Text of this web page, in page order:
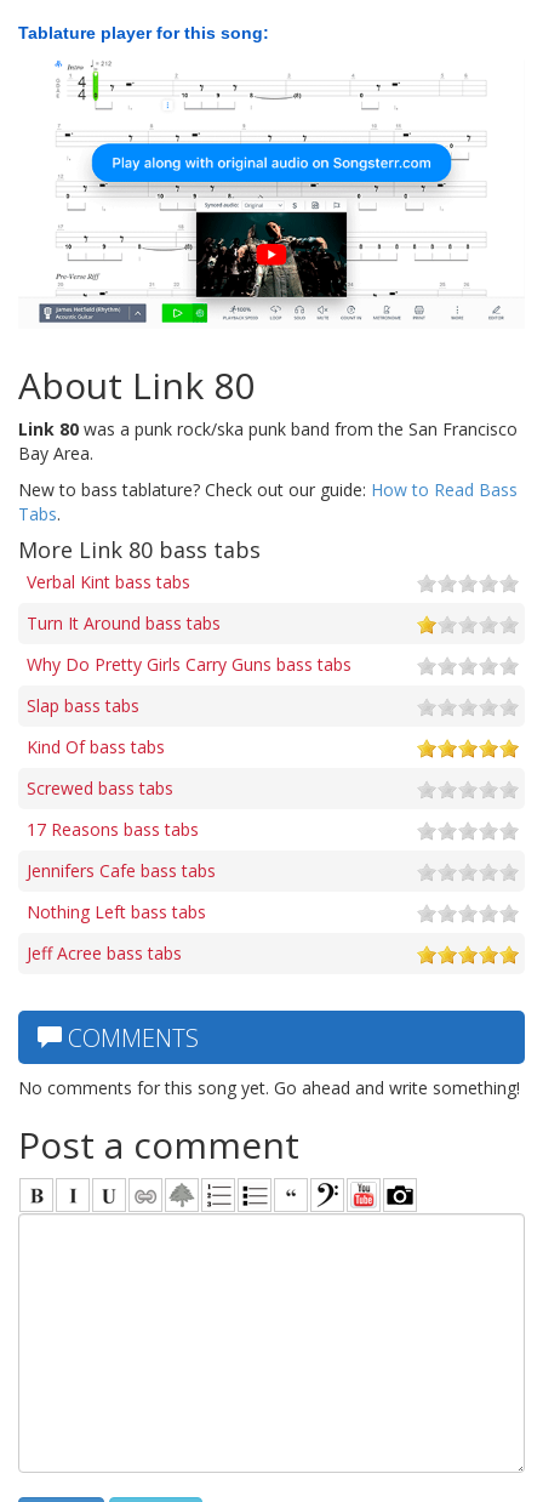
Tablature player for this song:
About Link 80
Link 80 was a punk rock/ska punk band from the San Francisco
Bay Area.
New to bass tablature? Check out our guide: How to Read Bass
Tabs.
More Link 80 bass tabs
Verbal Kint bass tabs
Turn It Around bass tabs
Why Do Pretty Girls Carry Guns bass tabs
Slap bass tabs
Kind Of bass tabs
Screwed bass tabs
17 Reasons bass tabs
Jennifers Cafe bass tabs
Nothing Left bass tabs
Jeff Acree bass tabs
COMMENTS
No comments for this song yet. Go ahead and write something!
Post a comment